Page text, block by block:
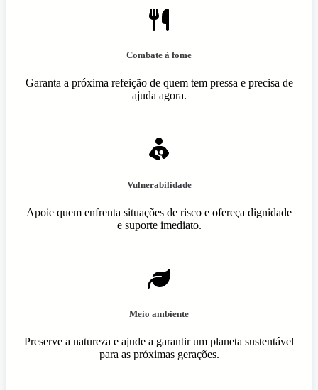
Combate à fome
Garanta a próxima refeição de quem tem pressa e precisa de
ajuda agora.
Vulnerabilidade
Apoie quem enfrenta situações de risco e ofereça dignidade
e suporte imediato.
Meio ambiente
Preserve a natureza e ajude a garantir um planeta sustentável
para as próximas gerações.